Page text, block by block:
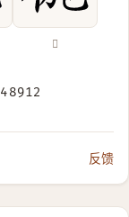
𥠥
48912
反馈